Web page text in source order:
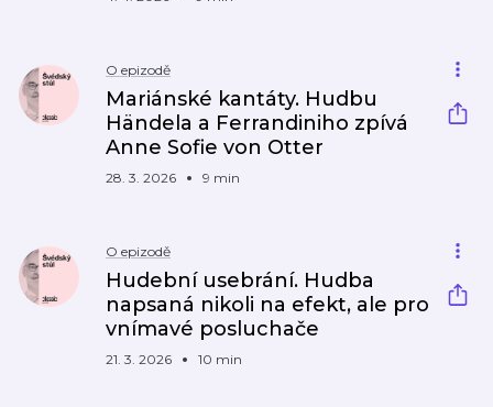
O epizodě
Mariánské kantáty. Hudbu
Händela a Ferrandiniho zpívá
Anne Sofie von Otter
28. 3. 2026 9 min
O epizodě
Hudební usebrání. Hudba
napsaná nikoli na efekt, ale pro
vnímavé posluchače
21. 3. 2026 10 min